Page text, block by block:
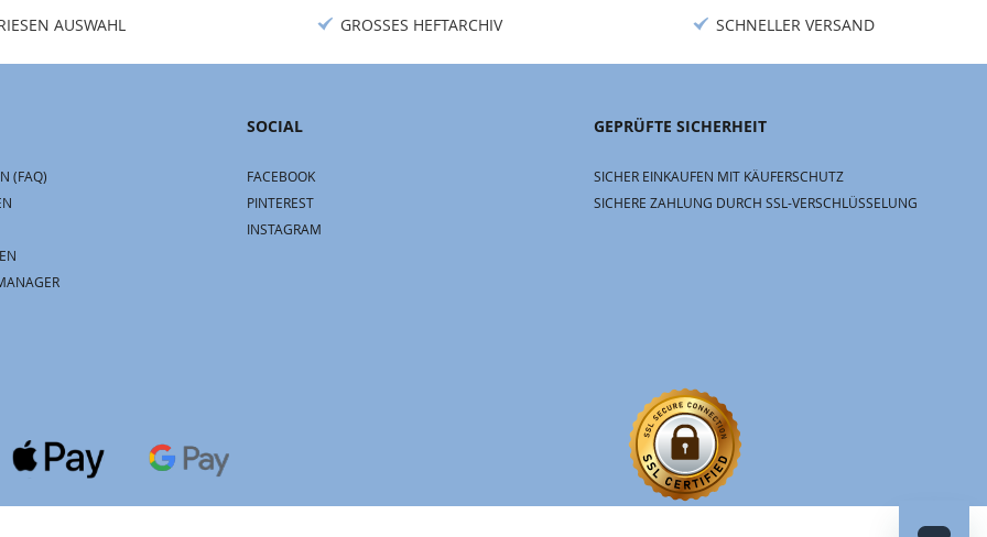
AUSWAHL GROSSES HEFTARCHIV SCHNELLER VERSAND
(FAQ)
SOCIAL
FACEBOOK
PINTEREST
INSTAGRAM
GEPRÜFTE SICHERHEIT
SICHER EINKAUFEN MIT KÄUFERSCHUTZ
SICHERE ZAHLUNG DURCH SSL-VERSCHLÜSSELUNG